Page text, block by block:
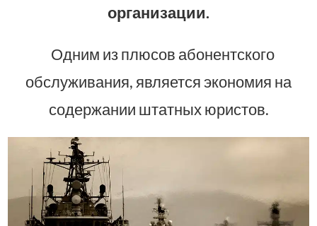
организации.
Одним из плюсов абонентского
обслуживания, является экономия на
содержании штатных юристов.